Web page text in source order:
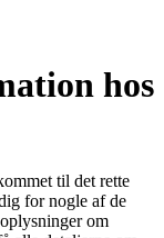
hos
til det rette
for nogle af de
om